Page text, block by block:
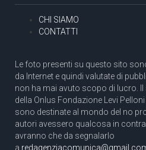
CHI SIAMO
CONTATTI
Le foto presenti su questo sito
da Internet e quindi valutate di
non ha mai avuto scopo di lucro.
della Onlus Fondazione Levi
sono destinate al mondo del no
autori avessero qualcosa in
avranno che da segnalarlo
a